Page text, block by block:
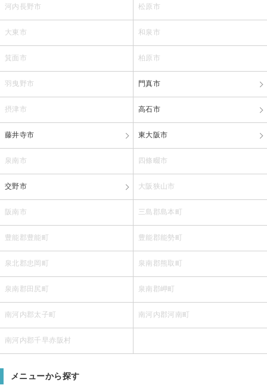
河内長野市 松原市
大東市 和泉市
箕面市 柏原市
羽曳野市 門真市
摂津市 高石市
藤井寺市 東大阪市
泉南市 四條畷市
交野市 大阪狭山市
阪南市 三島郡島本町
豊能郡豊能町 豊能郡能勢町
泉北郡忠岡町 泉南郡熊取町
泉南郡田尻町 泉南郡岬町
南河内郡太子町 南河内郡河南町
南河内郡千早赤阪村
メニューから探す